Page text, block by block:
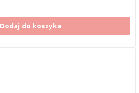
Dodaj do koszyka